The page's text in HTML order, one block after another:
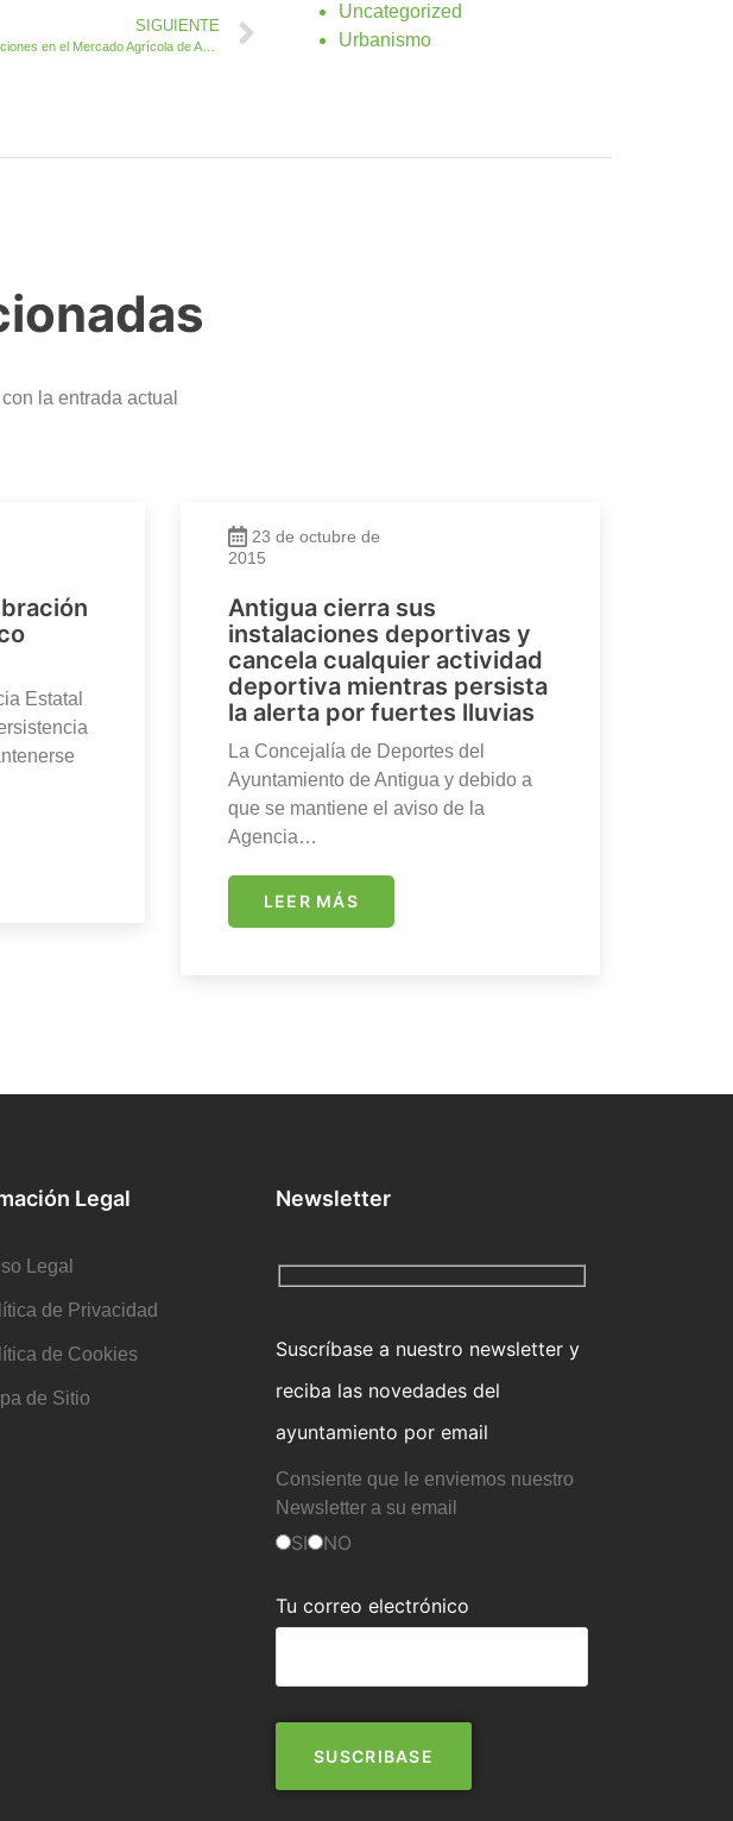
SIGUIENTE
Una ensalada de sabores y actuaciones en el Mercado Agrícola de Antigua
Uncategorized
Urbanismo
la entrada actual
Estatal
23 de octubre de
2015
Antigua cierra sus
instalaciones deportivas y
cancela cualquier actividad
deportiva mientras persista
la alerta por fuertes lluvias
La Concejalía de Deportes del
Ayuntamiento de Antigua y debido a
que se mantiene el aviso de la
Agencia…
LEER MÁS
Legal
Legal
de Privacidad
de Cookies
de Sitio
Newsletter
Suscríbase a nuestro newsletter y
reciba las novedades del
ayuntamiento por email
Consiente que le enviemos nuestro
Newsletter a su email
SI NO
Tu correo electrónico